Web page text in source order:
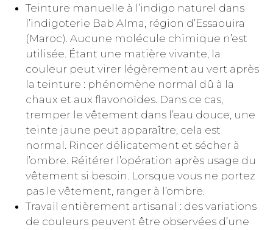
Teinture manuelle à l’indigo naturel dans
l’indigoterie Bab Alma, région d’Essaouira
(Maroc). Aucune molécule chimique n’est
utilisée. Étant une matière vivante, la
couleur peut virer légèrement au vert après
la teinture : phénomène normal dû à la
chaux et aux flavonoïdes. Dans ce cas,
tremper le vêtement dans l’eau douce, une
teinte jaune peut apparaître, cela est
normal. Rincer délicatement et sécher à
l’ombre. Réitérer l’opération après usage du
vêtement si besoin. Lorsque vous ne portez
pas le vêtement, ranger à l’ombre.
Travail entièrement artisanal : des variations
de couleurs peuvent être observées d’une